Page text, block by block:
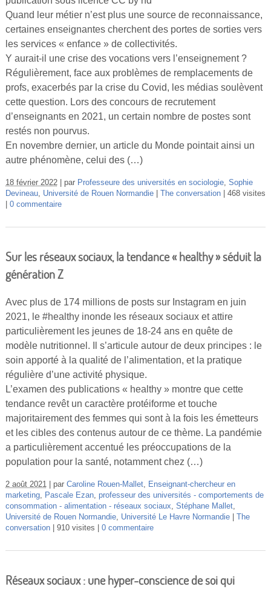
Quand leur métier n’est plus une source de reconnaissance,
certaines enseignantes cherchent des portes de sorties vers
les services « enfance » de collectivités.
Y aurait-il une crise des vocations vers l’enseignement ?
Régulièrement, face aux problèmes de remplacements de
profs, exacerbés par la crise du Covid, les médias soulèvent
cette question. Lors des concours de recrutement
d’enseignants en 2021, un certain nombre de postes sont
restés non pourvus.
En novembre dernier, un article du Monde pointait ainsi un
autre phénomène, celui des (…)
18 février 2022 par Professeure des universités en sociologie, Sophie
Devineau, Université de Rouen Normandie The conversation
468 visites
0 commentaire
Sur les réseaux sociaux, la tendance « healthy » séduit la
génération Z
Avec plus de 174 millions de posts sur Instagram en juin
2021, le #healthy inonde les réseaux sociaux et attire
particulièrement les jeunes de 18-24 ans en quête de
modèle nutritionnel. Il s’articule autour de deux principes : le
soin apporté à la qualité de l’alimentation, et la pratique
régulière d’une activité physique.
L’examen des publications « healthy » montre que cette
tendance revêt un caractère protéiforme et touche
majoritairement des femmes qui sont à la fois les émetteurs
et les cibles des contenus autour de ce thème. La pandémie
a particulièrement accentué les préoccupations de la
population pour la santé, notamment chez (…)
2 août 2021 par Caroline Rouen-Mallet, Enseignant-chercheur en
marketing, Pascale Ezan, professeur des universités - comportements de
consommation - alimentation - réseaux sociaux, Stéphane Mallet,
Université de Rouen Normandie, Université Le Havre Normandie
The
conversation
910 visites 0 commentaire
Réseaux sociaux : une hyper-conscience de soi qui